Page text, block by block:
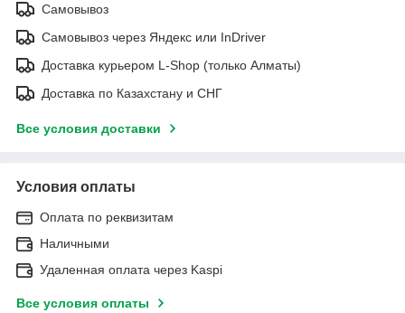
Самовывоз
Самовывоз через Яндекс или InDriver
Доставка курьером L-Shop (только Алматы)
Доставка по Казахстану и СНГ
Все условия доставки
Условия оплаты
Оплата по реквизитам
Наличными
Удаленная оплата через Kaspi
Все условия оплаты